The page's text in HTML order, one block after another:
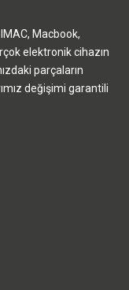
Macbook,
elektronik cihazın
parçaların
değişimi garantili